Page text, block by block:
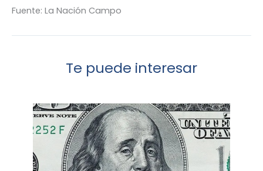
Fuente: La Nación Campo
Te puede interesar